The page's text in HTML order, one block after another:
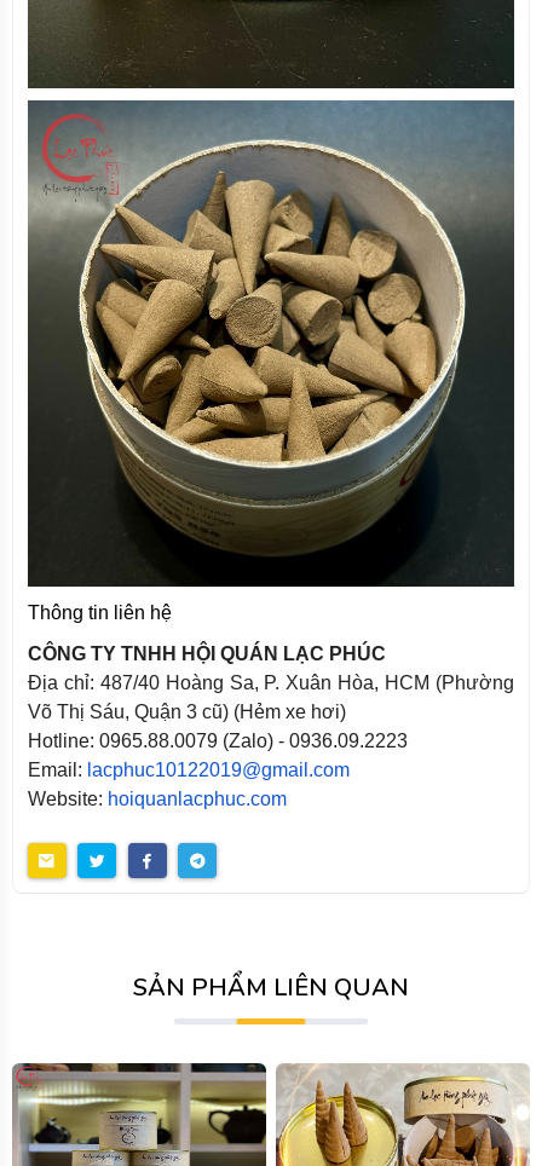
Thông tin liên hệ
CÔNG TY TNHH HỘI QUÁN LẠC PHÚC
Địa chỉ: 487/40 Hoàng Sa, P. Xuân Hòa, HCM (Phường
Võ Thị Sáu, Quận 3 cũ) (Hẻm xe hơi)
Hotline: 0965.88.0079 (Zalo) - 0936.09.2223
Email: lacphuc10122019@gmail.com
Website: hoiquanlacphuc.com
SẢN PHẨM LIÊN QUAN